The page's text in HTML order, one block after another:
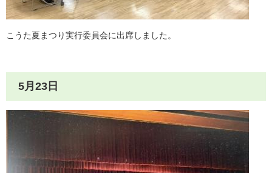
こうた夏まつり実行委員会に出席しました。
5月23日